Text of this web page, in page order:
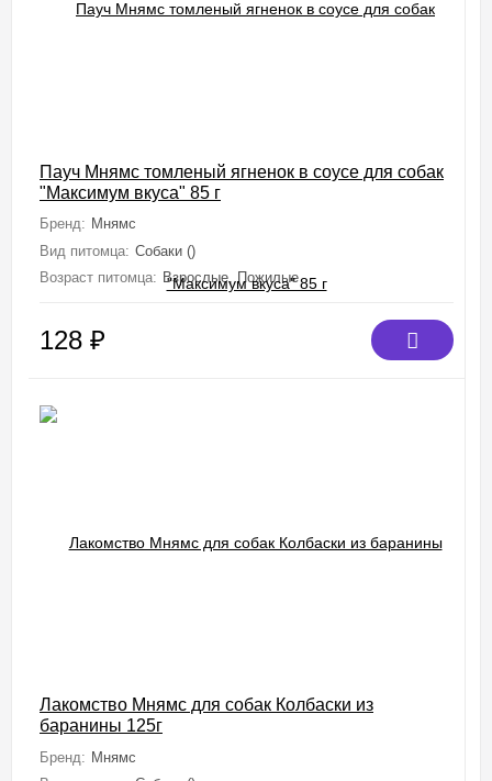
Пауч Мнямс томленый ягненок в соусе для собак
"Максимум вкуса" 85 г
Бренд: Мнямс
Вид питомца: Собаки ()
Возраст питомца: Взрослые, Пожилые
128 ₽
Лакомство Мнямс для собак Колбаски из
баранины 125г
Бренд: Мнямс